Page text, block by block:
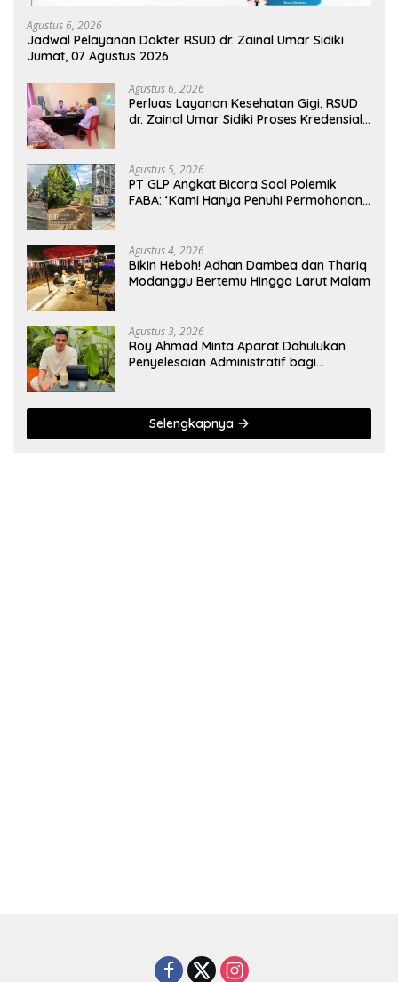
Agustus 6, 2026
Jadwal Pelayanan Dokter RSUD dr. Zainal Umar Sidiki
Jumat, 07 Agustus 2026
Agustus 6, 2026
Perluas Layanan Kesehatan Gigi, RSUD
dr. Zainal Umar Sidiki Proses Kredensial
Agustus 5, 2026
PT GLP Angkat Bicara Soal Polemik
FABA: ‘Kami Hanya Penuhi Permohonan
Agustus 4, 2026
Bikin Heboh! Adhan Dambea dan Thariq
Modanggu Bertemu Hingga Larut Malam
Agustus 3, 2026
Roy Ahmad Minta Aparat Dahulukan
Penyelesaian Administratif bagi
Selengkapnya